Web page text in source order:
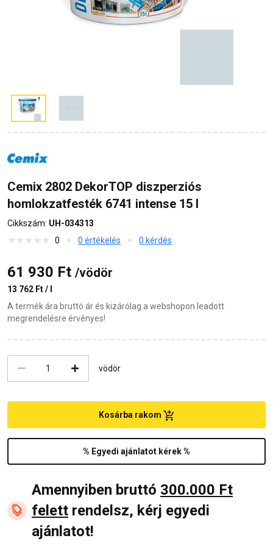
Cemix 2802 DekorTOP diszperziós
homlokzatfesték 6741 intense 15 l
Cikkszám: UH-034313
0
0 értékelés 0 kérdés
61 930 Ft /vödör
13 762 Ft / l
A termék ára bruttó ár és kizárólag a webshopon leadott
megrendelésre érvényes!
vödör
% Egyedi ajánlatot kérek %
Kosárba rakom
Amennyiben bruttó 300.000 Ft
felett rendelsz, kérj egyedi
ajánlatot!